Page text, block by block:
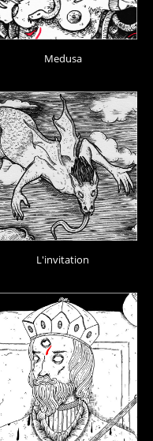
Medusa
L'invitation